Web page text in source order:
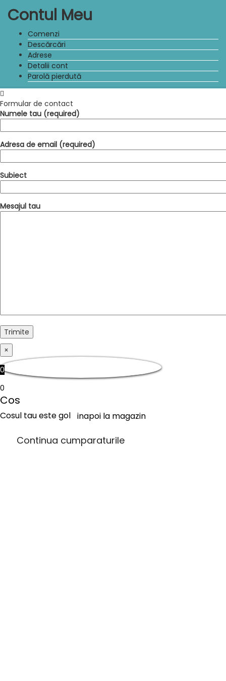
Contul Meu
Comenzi
Descărcări
Adrese
Detalii cont
Parolă pierdută
Formular de contact
Numele tau (required)
Adresa de email (required)
Subiect
Mesajul tau
×
0
0
Cos
Cosul tau este gol inapoi la magazin
Continua cumparaturile